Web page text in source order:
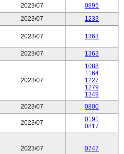
2023/07
0895
2023/07
1233
2023/07 1363
2023/07 1363
2023/07
1088
1164
1227
1279
1349
2023/07 0800
2023/07
0191
0817
2023/07 0747